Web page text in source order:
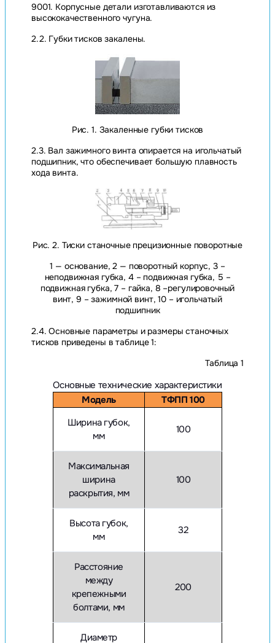
9001. Корпусные детали изготавливаются из
высококачественного чугуна.
2.2. Губки тисков закалены.
Рис. 1. Закаленные губки тисков
2.3. Вал зажимного винта опирается на игольчатый
подшипник, что обеспечивает большую плавность
хода винта.
Рис. 2. Тиски станочные прецизионные поворотные
1 — основание, 2 — поворотный корпус, 3 –
неподвижная губка, 4 – подвижная губка, 5 –
подвижная губка, 7 – гайка, 8 –регулировочный
винт, 9 – зажимной винт, 10 – игольчатый
подшипник
2.4. Основные параметры и размеры станочных
тисков приведены в таблице 1:
Таблица 1
Основные технические характеристики
Модель
ТФПП 100
Ширина губок,
мм
100
Максимальная
ширина
раскрытия, мм
100
Высота губок,
мм
32
Расстояние
между
крепежными
болтами, мм
200
Диаметр